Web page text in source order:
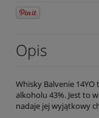
Opis
Whisky Balvenie
alkoholu 43%. Jest to
nadaje jej wyjątkowy